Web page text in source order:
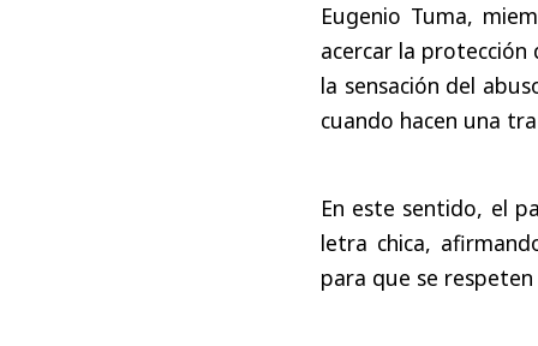
Eugenio Tuma,
acercar la
la sensación del
cuando hacen una
En este sentido, el
letra chica,
para que se